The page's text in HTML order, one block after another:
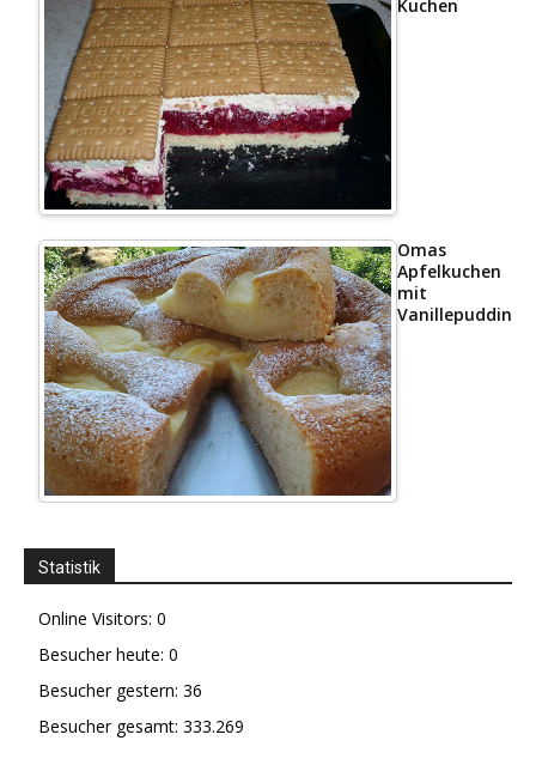
Kuchen
Omas
Apfelkuchen
mit
Vanillepudding
Statistik
Online Visitors: 0
Besucher heute: 0
Besucher gestern: 36
Besucher gesamt: 333.269